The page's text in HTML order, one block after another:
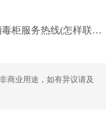
线(怎样联系默克菲尔消毒柜服务热线？)
商业用途，如有异议请及